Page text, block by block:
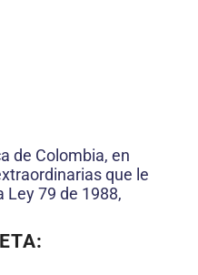
de Colombia, en
que le
Ley 79 de 1988,